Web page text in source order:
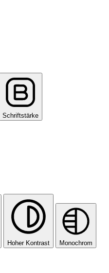
Schriftstärke
Hoher Kontrast Monochrom